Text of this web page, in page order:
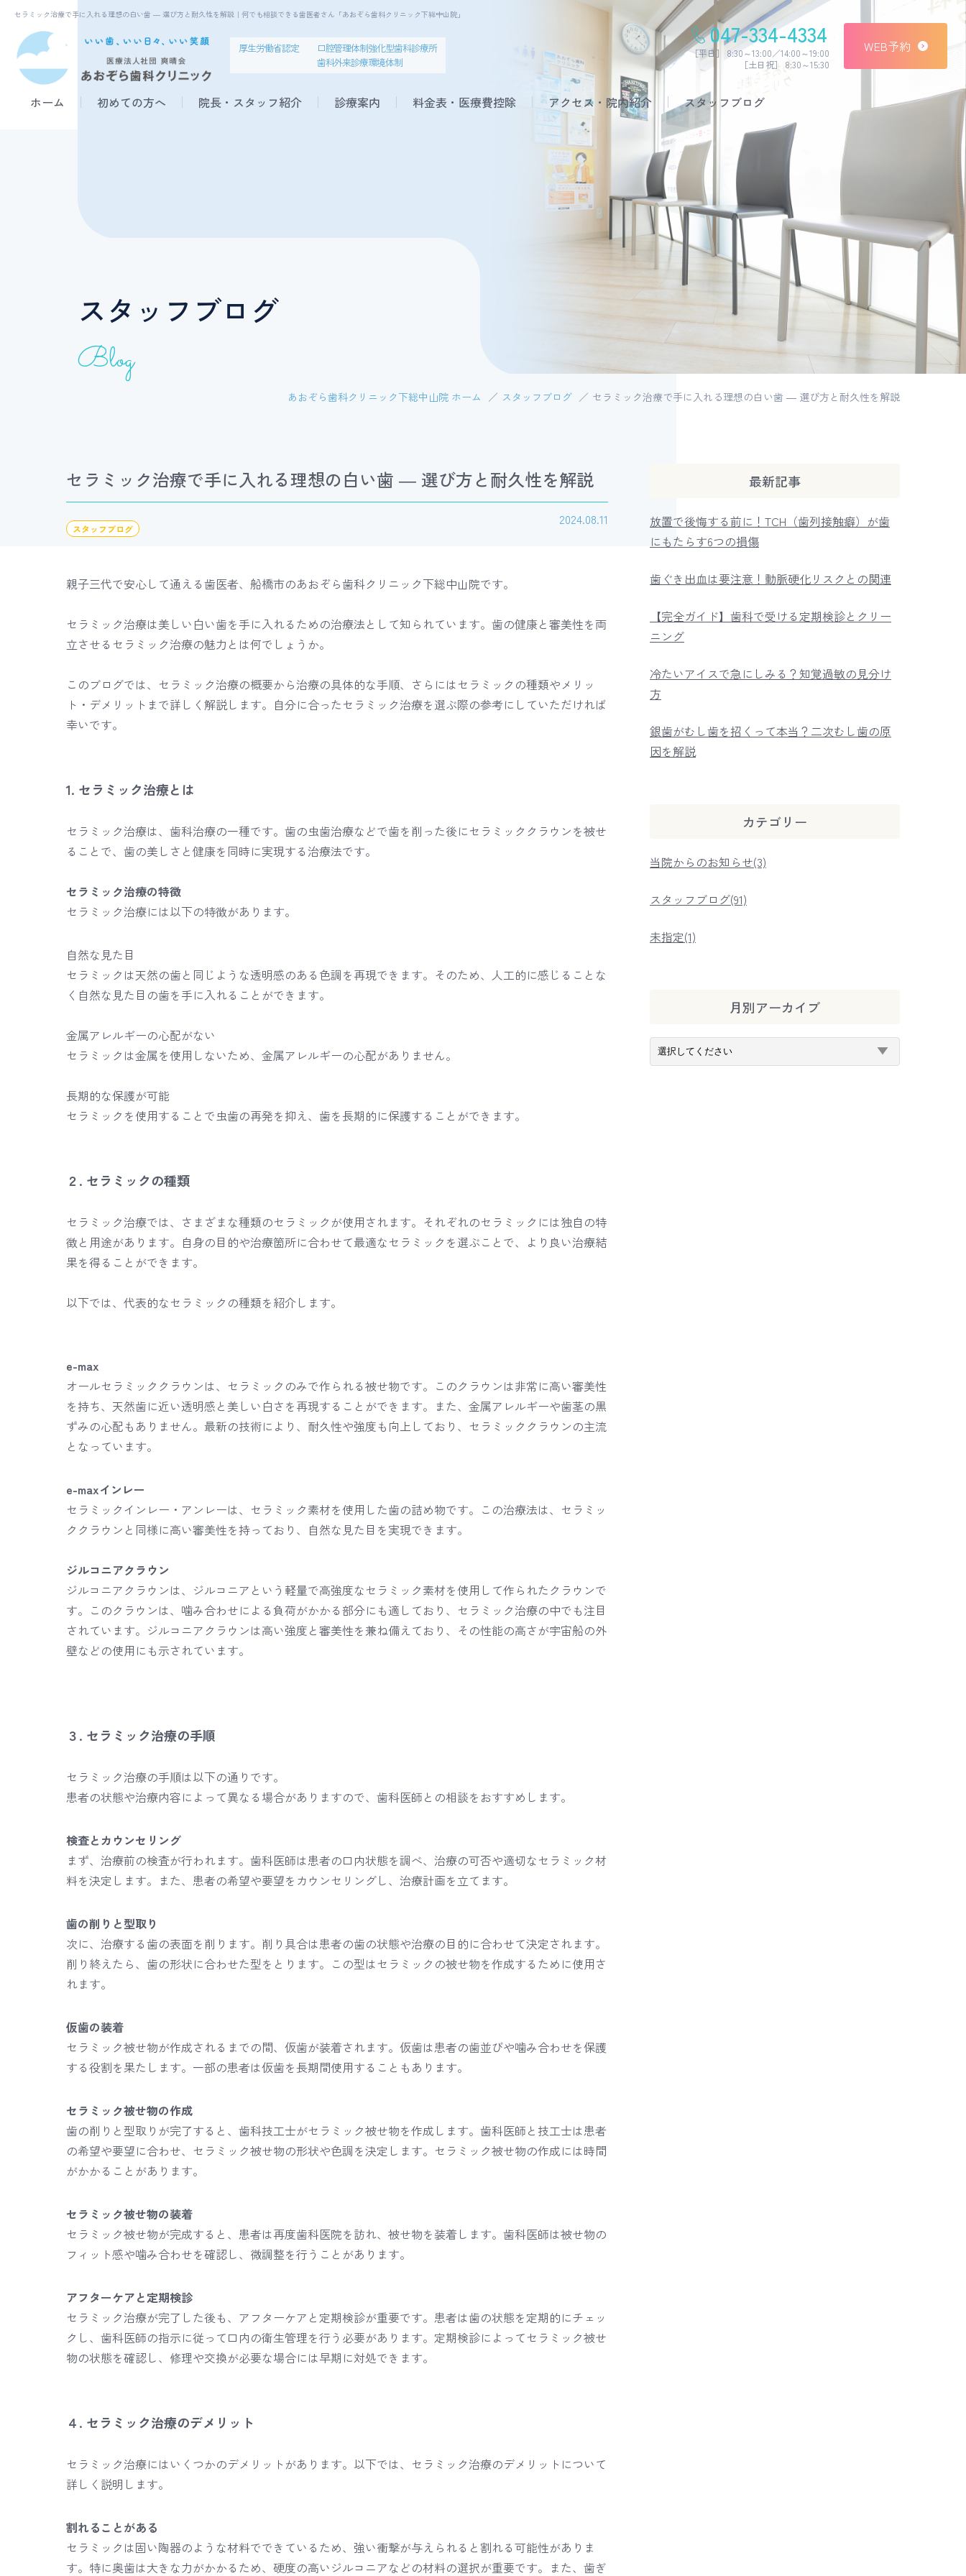
セラミック治療で手に入れる理想の白い歯 ― 選び方と耐久性を解説｜何でも相談できる歯医者さん「あおぞら歯科クリニック下総中山院」
厚生労働省認定
口腔管理体制強化型歯科診療所
歯科外来診療環境体制
047-334-4334
［平日］ 8:30～13:00／14:00～19:00
［土日祝］ 8:30～15:30
WEB予約
ホーム 初めての方へ 院長・スタッフ紹介 診療案内
予防治療 セラミック治療
矯正歯科 入れ歯・ブリッジ インプラントによる治療 口腔外科
料金表・医療費控除 アクセス・院内紹介 スタッフブログ
スタッフブログ
Blog
あおぞら歯科クリニック下総中山院 ホーム スタッフブログ セラミック治療で手に入れる理想の白い歯 ― 選び方と耐久性を解説
セラミック治療で手に入れる理想の白い歯 ― 選び方と耐久性を解説
スタッフブログ
2024.08.11
親子三代で安心して通える歯医者、船橋市のあおぞら歯科クリニック下総中山院です。
セラミック治療は美しい白い歯を手に入れるための治療法として知られています。歯の健康と審美性を両
立させるセラミック治療の魅力とは何でしょうか。
このブログでは、セラミック治療の概要から治療の具体的な手順、さらにはセラミックの種類やメリッ
ト・デメリットまで詳しく解説します。自分に合ったセラミック治療を選ぶ際の参考にしていただければ
幸いです。
1. セラミック治療とは
セラミック治療は、歯科治療の一種です。歯の虫歯治療などで歯を削った後にセラミッククラウンを被せ
ることで、歯の美しさと健康を同時に実現する治療法です。
セラミック治療の特徴
セラミック治療には以下の特徴があります。
自然な見た目
セラミックは天然の歯と同じような透明感のある色調を再現できます。そのため、人工的に感じることな
く自然な見た目の歯を手に入れることができます。
金属アレルギーの心配がない
セラミックは金属を使用しないため、金属アレルギーの心配がありません。
長期的な保護が可能
セラミックを使用することで虫歯の再発を抑え、歯を長期的に保護することができます。
２. セラミックの種類
セラミック治療では、さまざまな種類のセラミックが使用されます。それぞれのセラミックには独自の特
徴と用途があります。自身の目的や治療箇所に合わせて最適なセラミックを選ぶことで、より良い治療結
果を得ることができます。
以下では、代表的なセラミックの種類を紹介します。
e-max
オールセラミッククラウンは、セラミックのみで作られる被せ物です。このクラウンは非常に高い審美性
を持ち、天然歯に近い透明感と美しい白さを再現することができます。また、金属アレルギーや歯茎の黒
ずみの心配もありません。最新の技術により、耐久性や強度も向上しており、セラミッククラウンの主流
となっています。
e-maxインレー
セラミックインレー・アンレーは、セラミック素材を使用した歯の詰め物です。この治療法は、セラミッ
ククラウンと同様に高い審美性を持っており、自然な見た目を実現できます。
ジルコニアクラウン
ジルコニアクラウンは、ジルコニアという軽量で高強度なセラミック素材を使用して作られたクラウンで
す。このクラウンは、噛み合わせによる負荷がかかる部分にも適しており、セラミック治療の中でも注目
されています。ジルコニアクラウンは高い強度と審美性を兼ね備えており、その性能の高さが宇宙船の外
壁などの使用にも示されています。
３. セラミック治療の手順
セラミック治療の手順は以下の通りです。
患者の状態や治療内容によって異なる場合がありますので、歯科医師との相談をおすすめします。
検査とカウンセリング
まず、治療前の検査が行われます。歯科医師は患者の口内状態を調べ、治療の可否や適切なセラミック材
料を決定します。また、患者の希望や要望をカウンセリングし、治療計画を立てます。
歯の削りと型取り
次に、治療する歯の表面を削ります。削り具合は患者の歯の状態や治療の目的に合わせて決定されます。
削り終えたら、歯の形状に合わせた型をとります。この型はセラミックの被せ物を作成するために使用さ
れます。
仮歯の装着
セラミック被せ物が作成されるまでの間、仮歯が装着されます。仮歯は患者の歯並びや噛み合わせを保護
する役割を果たします。一部の患者は仮歯を長期間使用することもあります。
セラミック被せ物の作成
歯の削りと型取りが完了すると、歯科技工士がセラミック被せ物を作成します。歯科医師と技工士は患者
の希望や要望に合わせ、セラミック被せ物の形状や色調を決定します。セラミック被せ物の作成には時間
がかかることがあります。
セラミック被せ物の装着
セラミック被せ物が完成すると、患者は再度歯科医院を訪れ、被せ物を装着します。歯科医師は被せ物の
フィット感や噛み合わせを確認し、微調整を行うことがあります。
アフターケアと定期検診
セラミック治療が完了した後も、アフターケアと定期検診が重要です。患者は歯の状態を定期的にチェッ
クし、歯科医師の指示に従って口内の衛生管理を行う必要があります。定期検診によってセラミック被せ
物の状態を確認し、修理や交換が必要な場合には早期に対処できます。
４. セラミック治療のデメリット
セラミック治療にはいくつかのデメリットがあります。以下では、セラミック治療のデメリットについて
詳しく説明します。
割れることがある
セラミックは固い陶器のような材料でできているため、強い衝撃が与えられると割れる可能性がありま
す。特に奥歯は大きな力がかかるため、硬度の高いジルコニアなどの材料の選択が重要です。また、歯ぎ
最新記事
放置で後悔する前に！TCH（歯列接触癖）が歯
にもたらす6つの損傷
歯ぐき出血は要注意！動脈硬化リスクとの関連
【完全ガイド】歯科で受ける定期検診とクリー
ニング
冷たいアイスで急にしみる？知覚過敏の見分け
方
銀歯がむし歯を招くって本当？二次むし歯の原
因を解説
カテゴリー
当院からのお知らせ(3)
スタッフブログ(91)
未指定(1)
月別アーカイブ